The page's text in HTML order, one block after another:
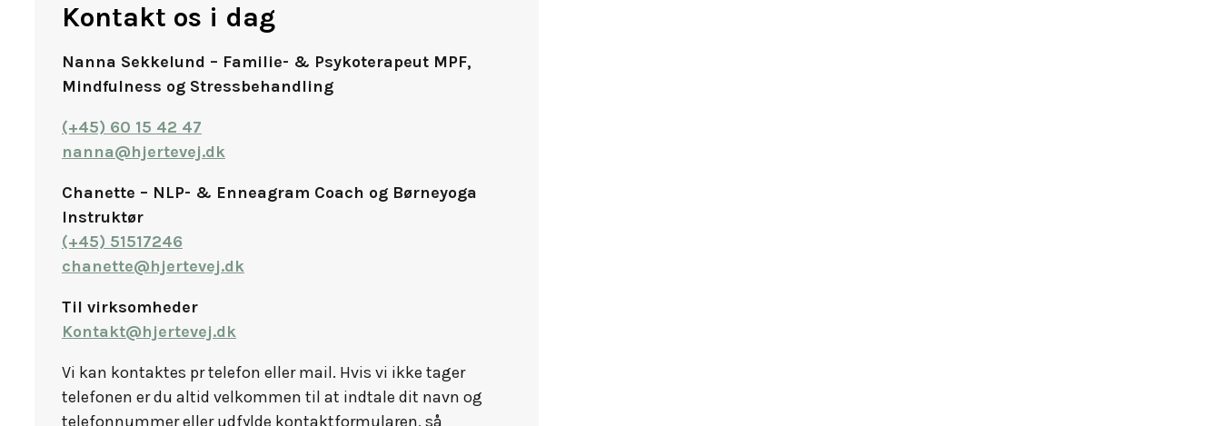
Kontakt os i dag
Nanna Sekkelund – Familie- & Psykoterapeut MPF,
Mindfulness og Stressbehandling
(+45) 60 15 42 47
nanna@hjertevej.dk
Chanette – NLP- & Enneagram Coach og Børneyoga
Instruktør
(+45) 51517246
chanette@hjertevej.dk
Til virksomheder
Kontakt@hjertevej.dk
Vi kan kontaktes pr telefon eller mail. Hvis vi ikke tager
telefonen er du altid velkommen til at indtale dit navn og
telefonnummer eller udfylde kontaktformularen, så